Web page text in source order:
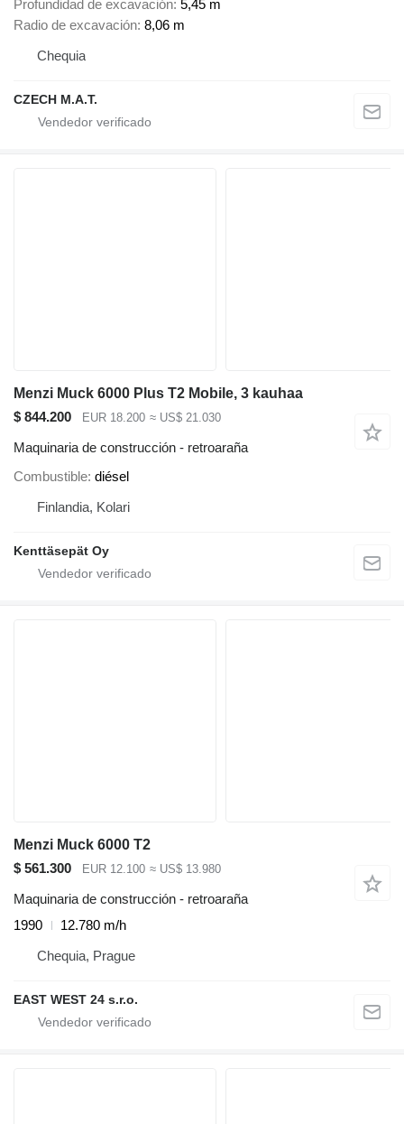
Profundidad de excavación 5,45 m
Radio de excavación 8,06 m
Chequia
CZECH M.A.T.
Menzi Muck 6000 Plus T2 Mobile, 3 kauhaa
$ 844.200
EUR 18.200 ≈ US$ 21.030
Maquinaria de construcción - retroaraña
Combustible diésel
Finlandia, Kolari
Kenttäsepät Oy
Menzi Muck 6000 T2
$ 561.300
EUR 12.100 ≈ US$ 13.980
Maquinaria de construcción - retroaraña
1990
12.780 m/h
Chequia, Prague
EAST WEST 24 s.r.o.